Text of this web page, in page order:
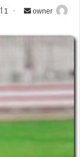
owner
ي
د
1 أكتوبر، 2024